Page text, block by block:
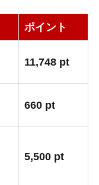
ポイント
11,748 pt
660 pt
5,500 pt